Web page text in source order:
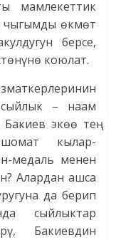
мамлекеттик
чыгымды өкмөт
берсе,
коюлат.
– наам
экөө тең
кылар-
медаль менен
Алардан ашса
да берип
сыйлыктар
Бакиевдин